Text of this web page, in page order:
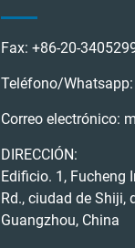
Fax: +86-20-
Teléfono/Whatsapp:
Correo electrónico:
DIRECCIÓN:
Edificio. 1, Fucheng
Rd., ciudad de Shiji,
Guangzhou, China